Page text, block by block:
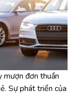
mượn đơn thuần
Sự phát triển của